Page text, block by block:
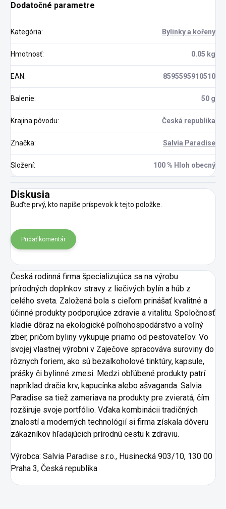
Dodatočné parametre
Kategória: Bylinky a kořeny
Hmotnosť: 0.05 kg
EAN: 8595595910510
Balenie: 50 g
Krajina pôvodu: Česká republika
Značka: Salvia Paradise
Složení: 100 % Hloh obecný
Diskusia
Buďte prvý, kto napíše príspevok k tejto položke.
Pridať komentár
Česká rodinná firma špecializujúca sa na výrobu
prírodných doplnkov stravy z liečivých bylín a húb z
celého sveta. Založená bola s cieľom prinášať kvalitné a
účinné produkty podporujúce zdravie a vitalitu. Spoločnosť
kladie dôraz na ekologické poľnohospodárstvo a voľný
zber, pričom byliny vykupuje priamo od pestovateľov. Vo
svojej vlastnej výrobni v Zaječove spracováva suroviny do
rôznych foriem, ako sú bezalkoholové tinktúry, kapsule,
prášky či bylinné zmesi. Medzi obľúbené produkty patrí
napríklad dračia krv, kapucínka alebo ašvaganda. Salvia
Paradise sa tiež zameriava na produkty pre zvieratá, čím
rozširuje svoje portfólio. Vďaka kombinácii tradičných
znalostí a moderných technológií si firma získala dôveru
zákazníkov hľadajúcich prírodnú cestu k zdraviu.
Výrobca: Salvia Paradise s.r.o., Husinecká 903/10, 130 00
Praha 3, Česká republika